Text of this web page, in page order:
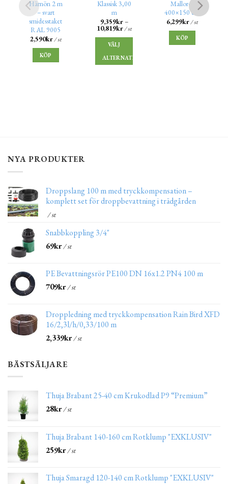
Härnön 2 m
– svart
smidesstaket
RAL 9005
2,590kr/ st
KÖP
Klassisk 3,00
m
9,359kr–
10,819kr/ st
VÄLJ
ALTERNATIV
Mallorca
400×150 cm
6,299kr/ st
KÖP
NYA PRODUKTER
Droppslang 100 m med tryckkompensation –
komplett set för droppbevattning i trädgården
/ st
Snabbkoppling 3/4"
69kr/ st
PE Bevattningsrör PE100 DN 16x1.2 PN4 100 m
709kr/ st
Droppledning med tryckkompensation Rain Bird XFD
16/2,3l/h/0,33/100 m
2,339kr/ st
BÄSTSÄLJARE
Thuja Brabant 25-40 cm Krukodlad P9 “Premium”
28kr/ st
Thuja Brabant 140-160 cm Rotklump "EXKLUSIV"
259kr/ st
Thuja Smaragd 120-140 cm Rotklump "EXKLUSIV"